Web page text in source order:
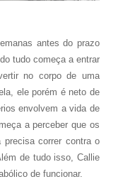
antes do prazo
tudo começa a entrar
no corpo de uma
ele porém é neto de
envolvem a vida de
a perceber que os
precisa correr contra o
de tudo isso, Callie
de funcionar.